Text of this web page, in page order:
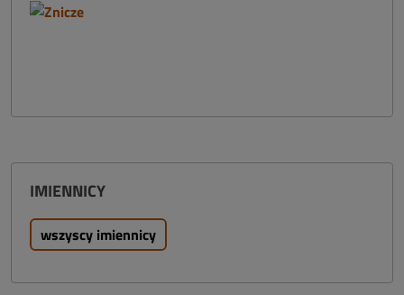
IMIENNICY
wszyscy imiennicy